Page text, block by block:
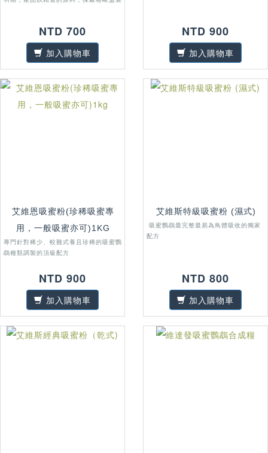
NTD 700
加入購物車
NTD 900
加入購物車
艾維恩吸蜜粉(珍稀吸蜜專
用，一般吸蜜亦可)1KG
專門針對稀少、較難式養且珍稀的吸蜜鸚
鵡種類調製的頂級配方
NTD 900
加入購物車
艾維斯特級吸蜜粉 (濕式)
吸蜜鸚鵡最完整最易為鳥體吸收的獨家
配方
NTD 800
加入購物車